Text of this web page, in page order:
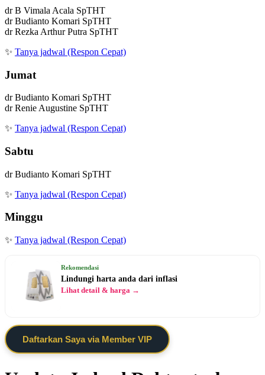
dr B Vimala Acala SpTHT
dr Budianto Komari SpTHT
dr Rezka Arthur Putra SpTHT
✨ Tanya jadwal (Respon Cepat)
Jumat
dr Budianto Komari SpTHT
dr Renie Augustine SpTHT
✨ Tanya jadwal (Respon Cepat)
Sabtu
dr Budianto Komari SpTHT
✨ Tanya jadwal (Respon Cepat)
Minggu
✨ Tanya jadwal (Respon Cepat)
Rekomendasi
Lindungi harta anda dari inflasi
Lihat detail & harga →
Daftarkan Saya via Member VIP